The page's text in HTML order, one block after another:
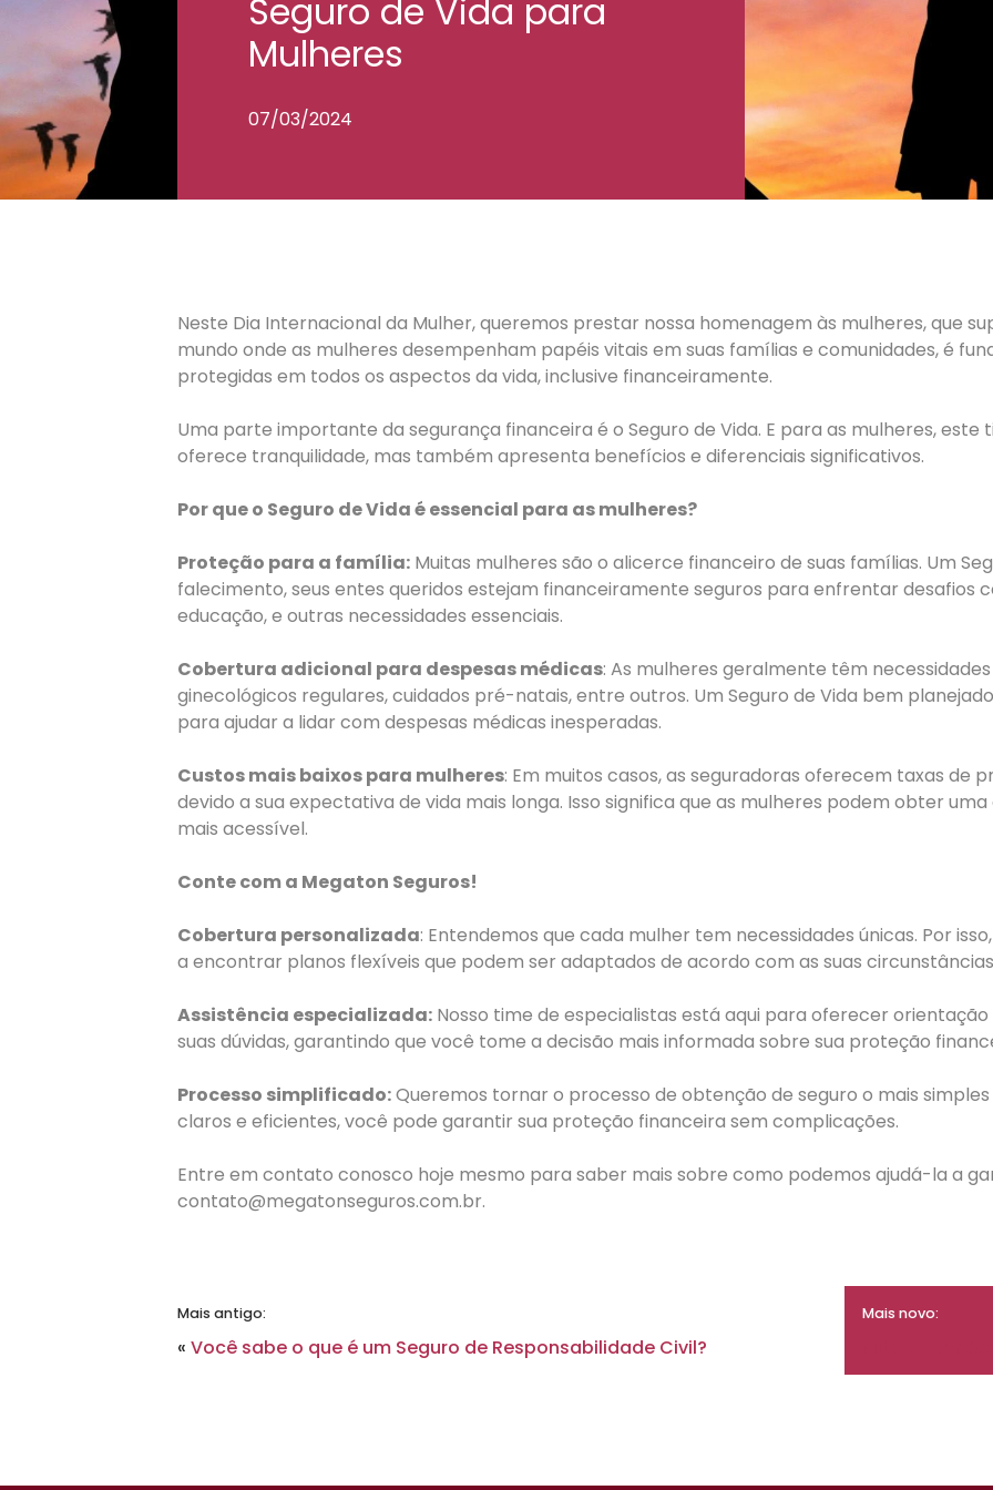
Seguro de Vida para
Mulheres
07/03/2024
Neste Dia Internacional da Mulher, queremos prestar nossa homenagem às mulheres, que
mundo onde as mulheres desempenham papéis vitais em suas famílias e comunidades, é
protegidas em todos os aspectos da vida, inclusive financeiramente.
Uma parte importante da segurança financeira é o Seguro de Vida. E para as mulheres,
oferece tranquilidade, mas também apresenta benefícios e diferenciais significativos.
Por que o Seguro de Vida é essencial para as mulheres?
Proteção para a família: Muitas mulheres são o alicerce financeiro de suas famílias. Um
falecimento, seus entes queridos estejam financeiramente seguros para enfrentar desafios
educação, e outras necessidades essenciais.
Cobertura adicional para despesas médicas: As mulheres geralmente têm
ginecológicos regulares, cuidados pré-natais, entre outros. Um Seguro de Vida bem
para ajudar a lidar com despesas médicas inesperadas.
Custos mais baixos para mulheres: Em muitos casos, as seguradoras oferecem taxas de
devido a sua expectativa de vida mais longa. Isso significa que as mulheres podem obter
mais acessível.
Conte com a Megaton Seguros!
Cobertura personalizada: Entendemos que cada mulher tem necessidades únicas. Por
a encontrar planos flexíveis que podem ser adaptados de acordo com as suas circunstâncias
Assistência especializada: Nosso time de especialistas está aqui para oferecer
suas dúvidas, garantindo que você tome a decisão mais informada sobre sua proteção
Processo simplificado:Queremos tornar o processo de obtenção de seguro o mais
claros e eficientes, você pode garantir sua proteção financeira sem complicações.
Entre em contato conosco hoje mesmo para saber mais sobre como podemos ajudá-la a
contato@megatonseguros.com.br.
Mais antigo:
« Você sabe o que é um Seguro de Responsabilidade Civil?
Mais novo: